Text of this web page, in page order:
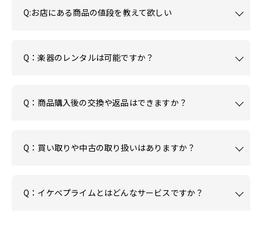
Q:お店にある商品の値段を教えて欲しい
Q：楽器のレンタルは可能ですか？
Q：商品購入後の交換や返品はできますか？
Q：買い取りや中古の取り扱いはありますか？
Q：イケベプライムとはどんなサービスですか？